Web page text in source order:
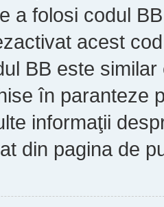
a folosi codul
acest
BB este
în paranteze
informaţii
din pagina de